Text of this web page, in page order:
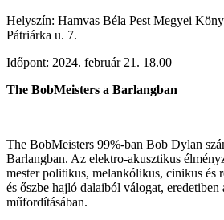
Helyszín: Hamvas Béla Pest Megyei
Pátriárka u. 7.
Időpont: 2024. február 21. 18.00
The BobMeisters a Barlangban
The BobMeisters 99%-ban Bob Dylan
Barlangban. Az elektro-akusztikus
mester politikus, melankólikus, cinikus és
és őszbe hajló dalaiból válogat, eredetiben
műfordításában.